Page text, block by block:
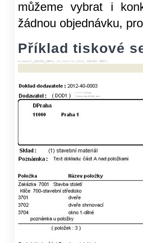
můžeme vybrat i
žádnou objednávku,
Příklad tiskové